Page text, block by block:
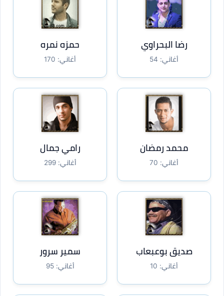
رضا البحراوي
أغاني: 54
حمزه نمره
أغاني: 170
محمد رمضان
أغاني: 70
رامي جمال
أغاني: 299
صديق بوعبعاب
أغاني: 10
سمير سرور
أغاني: 95